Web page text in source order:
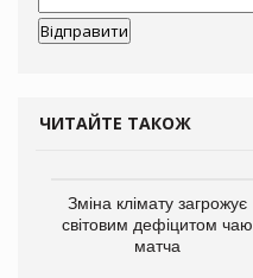
ЧИТАЙТЕ ТАКОЖ
Зміна клімату загрожує
світовим дефіцитом чаю
матча